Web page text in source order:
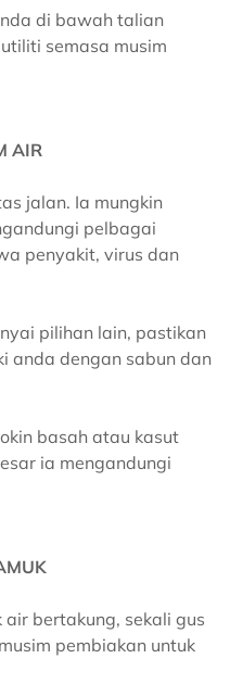
di bawah talian
semasa musim
AIR
jalan. Ia mungkin
pelbagai
penyakit, virus dan
pilihan lain, pastikan
anda dengan sabun dan
basah atau kasut
ia mengandungi
bertakung, sekali gus
pembiakan untuk